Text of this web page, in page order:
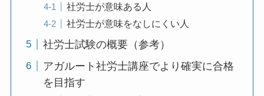
社労士が意味ある人
社労士が意味をなしにくい人
社労士試験の概要（参考）
アガルート社労士講座でより確実に合格
を目指す